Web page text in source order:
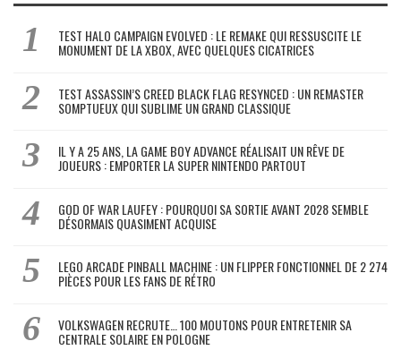
TEST HALO CAMPAIGN EVOLVED : LE REMAKE QUI RESSUSCITE LE
MONUMENT DE LA XBOX, AVEC QUELQUES CICATRICES
TEST ASSASSIN’S CREED BLACK FLAG RESYNCED : UN REMASTER
SOMPTUEUX QUI SUBLIME UN GRAND CLASSIQUE
IL Y A 25 ANS, LA GAME BOY ADVANCE RÉALISAIT UN RÊVE DE
JOUEURS : EMPORTER LA SUPER NINTENDO PARTOUT
GOD OF WAR LAUFEY : POURQUOI SA SORTIE AVANT 2028 SEMBLE
DÉSORMAIS QUASIMENT ACQUISE
LEGO ARCADE PINBALL MACHINE : UN FLIPPER FONCTIONNEL DE 2 274
PIÈCES POUR LES FANS DE RÉTRO
VOLKSWAGEN RECRUTE… 100 MOUTONS POUR ENTRETENIR SA
CENTRALE SOLAIRE EN POLOGNE